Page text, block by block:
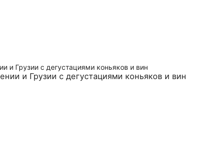
и Грузии с дегустациями коньяков и вин